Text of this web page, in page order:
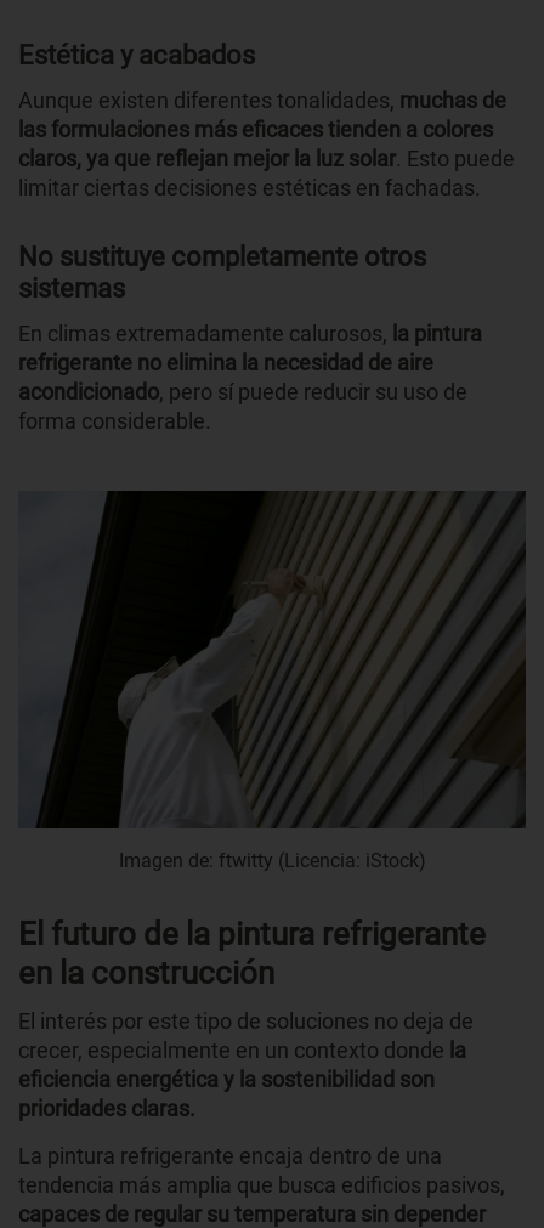
Estética y acabados
Aunque existen diferentes tonalidades, muchas de
las formulaciones más eficaces tienden a colores
claros, ya que reflejan mejor la luz solar. Esto puede
limitar ciertas decisiones estéticas en fachadas.
No sustituye completamente otros
sistemas
En climas extremadamente calurosos, la pintura
refrigerante no elimina la necesidad de aire
acondicionado, pero sí puede reducir su uso de
forma considerable.
Imagen de: ftwitty (Licencia: iStock)
El futuro de la pintura refrigerante
en la construcción
El interés por este tipo de soluciones no deja de
crecer, especialmente en un contexto donde la
eficiencia energética y la sostenibilidad son
prioridades claras.
La pintura refrigerante encaja dentro de una
tendencia más amplia que busca edificios pasivos,
capaces de regular su temperatura sin depender